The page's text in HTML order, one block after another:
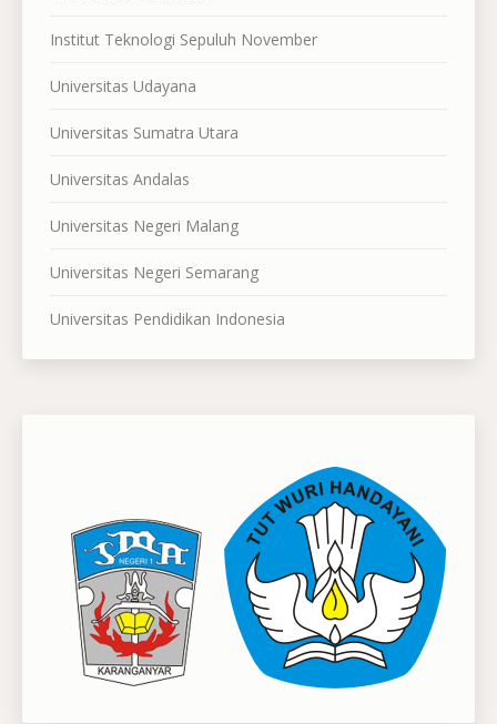
Institut Teknologi Sepuluh November
Universitas Udayana
Universitas Sumatra Utara
Universitas Andalas
Universitas Negeri Malang
Universitas Negeri Semarang
Universitas Pendidikan Indonesia